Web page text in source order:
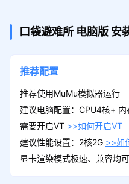
口袋避难所 电脑版 安
推荐配置
推荐使用MuMu模拟器运行
建议电脑配置：CPU4核+
需要开启VT >>如何开启VT
建议性能设置：2核2G >>如
显卡渲染模式极速、兼容均可